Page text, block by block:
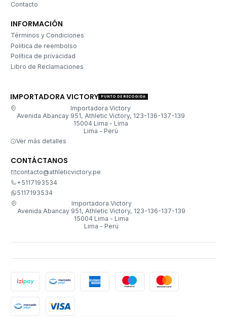
Contacto
INFORMACIÓN
Términos y Condiciones
Politica de reembolso
Política de privacidad
Libro de Reclamaciones
IMPORTADORA VICTORY PUNTO DE RECOGIDA
Importadora Victory
Avenida Abancay 951, Athletic Victory, 123-136-137-139
15004 Lima - Lima
Lima - Perú
Ver más detalles
CONTÁCTANOS
contacto@athleticvictory.pe
+5117193534
5117193534
Importadora Victory
Avenida Abancay 951, Athletic Victory, 123-136-137-139
15004 Lima - Lima
Lima - Perú